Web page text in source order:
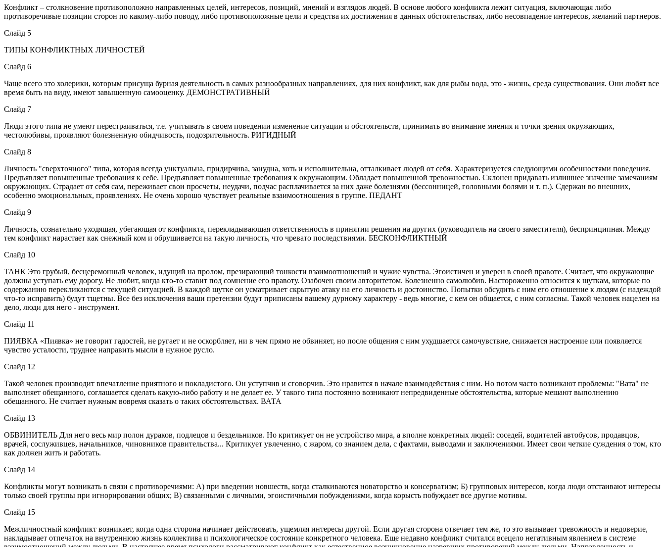
Конфликт – столкновение противоположно направленных целей, интересов, позиций, мнений и взглядов людей. В основе любого конфликта лежит ситуация, включающая либо
противоречивые позиции сторон по какому-либо поводу, либо противоположные цели и средства их достижения в данных обстоятельствах, либо несовпадение интересов, желаний партнеров.
Слайд 5
ТИПЫ КОНФЛИКТНЫХ ЛИЧНОСТЕЙ
Слайд 6
Чаще всего это холерики, которым присуща бурная деятельность в самых разнообразных направлениях, для них конфликт, как для рыбы вода, это - жизнь, среда существования. Они любят все
время быть на виду, имеют завышенную самооценку. ДЕМОНСТРАТИВНЫЙ
Слайд 7
Люди этого типа не умеют перестраиваться, т.е. учитывать в своем поведении изменение ситуации и обстоятельств, принимать во внимание мнения и точки зрения окружающих,
честолюбивы, проявляют болезненную обидчивость, подозрительность. РИГИДНЫЙ
Слайд 8
Личность "сверхточного" типа, которая всегда унктуальна, придирчива, занудна, хоть и исполнительна, отталкивает людей от себя. Характеризуется следующими особенностями поведения.
Предъявляет повышенные требования к себе. Предъявляет повышенные требования к окружающим. Обладает повышенной тревожностью. Склонен придавать излишнее значение замечаниям
окружающих. Страдает от себя сам, переживает свои просчеты, неудачи, подчас расплачивается за них даже болезнями (бессонницей, головными болями и т. п.). Сдержан во внешних,
особенно эмоциональных, проявлениях. Не очень хорошо чувствует реальные взаимоотношения в группе. ПЕДАНТ
Слайд 9
Личность, сознательно уходящая, убегающая от конфликта, перекладывающая ответственность в принятии решения на других (руководитель на своего заместителя), беспринципная. Между
тем конфликт нарастает как снежный ком и обрушивается на такую личность, что чревато последствиями. БЕСКОНФЛИКТНЫЙ
Слайд 10
ТАНК Это грубый, бесцеремонный человек, идущий на пролом, презирающий тонкости взаимоотношений и чужие чувства. Эгоистичен и уверен в своей правоте. Считает, что окружающие
должны уступать ему дорогу. Не любит, когда кто-то ставит под сомнение его правоту. Озабочен своим авторитетом. Болезненно самолюбив. Настороженно относится к шуткам, которые по
содержанию перекликаются с текущей ситуацией. В каждой шутке он усматривает скрытую атаку на его личность и достоинство. Попытки обсудить с ним его отношение к людям (с надеждой
что-то исправить) будут тщетны. Все без исключения ваши претензии будут приписаны вашему дурному характеру - ведь многие, с кем он общается, с ним согласны. Такой человек нацелен на
дело, люди для него - инструмент.
Слайд 11
ПИЯВКА «Пиявка» не говорит гадостей, не ругает и не оскорбляет, ни в чем прямо не обвиняет, но после общения с ним ухудшается самочувствие, снижается настроение или появляется
чувство усталости, труднее направить мысли в нужное русло.
Слайд 12
Такой человек производит впечатление приятного и покладистого. Он уступчив и сговорчив. Это нравится в начале взаимодействия с ним. Но потом часто возникают проблемы: "Вата" не
выполняет обещанного, соглашается сделать какую-либо работу и не делает ее. У такого типа постоянно возникают непредвиденные обстоятельства, которые мешают выполнению
обещанного. Не считает нужным вовремя сказать о таких обстоятельствах. ВАТА
Слайд 13
ОБВИНИТЕЛЬ Для него весь мир полон дураков, подлецов и бездельников. Но критикует он не устройство мира, а вполне конкретных людей: соседей, водителей автобусов, продавцов,
врачей, сослуживцев, начальников, чиновников правительства... Критикует увлеченно, с жаром, со знанием дела, с фактами, выводами и заключениями. Имеет свои четкие суждения о том, кто
как должен жить и работать.
Слайд 14
Конфликты могут возникать в связи с противоречиями: А) при введении новшеств, когда сталкиваются новаторство и консерватизм; Б) групповых интересов, когда люди отстаивают интересы
только своей группы при игнорировании общих; В) связанными с личными, эгоистичными побуждениями, когда корысть побуждает все другие мотивы.
Слайд 15
Межличностный конфликт возникает, когда одна сторона начинает действовать, ущемляя интересы другой. Если другая сторона отвечает тем же, то это вызывает тревожность и недоверие,
накладывает отпечаток на внутреннюю жизнь коллектива и психологическое состояние конкретного человека. Еще недавно конфликт считался всецело негативным явлением в системе